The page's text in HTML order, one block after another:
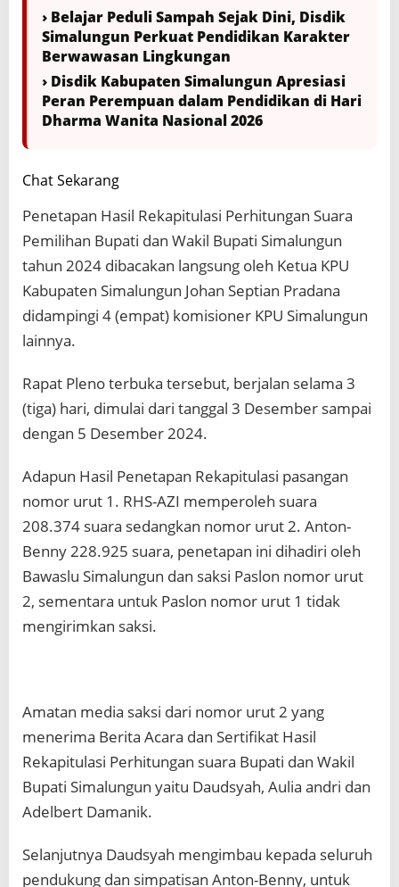
› Belajar Peduli Sampah Sejak Dini, Disdik
Simalungun Perkuat Pendidikan Karakter
Berwawasan Lingkungan
› Disdik Kabupaten Simalungun Apresiasi
Peran Perempuan dalam Pendidikan di Hari
Dharma Wanita Nasional 2026
Chat Sekarang
Penetapan Hasil Rekapitulasi Perhitungan Suara
Pemilihan Bupati dan Wakil Bupati Simalungun
tahun 2024 dibacakan langsung oleh Ketua KPU
Kabupaten Simalungun Johan Septian Pradana
didampingi 4 (empat) komisioner KPU Simalungun
lainnya.
Rapat Pleno terbuka tersebut, berjalan selama 3
(tiga) hari, dimulai dari tanggal 3 Desember sampai
dengan 5 Desember 2024.
Adapun Hasil Penetapan Rekapitulasi pasangan
nomor urut 1. RHS-AZI memperoleh suara
208.374 suara sedangkan nomor urut 2. Anton-
Benny 228.925 suara, penetapan ini dihadiri oleh
Bawaslu Simalungun dan saksi Paslon nomor urut
2, sementara untuk Paslon nomor urut 1 tidak
mengirimkan saksi.
Amatan media saksi dari nomor urut 2 yang
menerima Berita Acara dan Sertifikat Hasil
Rekapitulasi Perhitungan suara Bupati dan Wakil
Bupati Simalungun yaitu Daudsyah, Aulia andri dan
Adelbert Damanik.
Selanjutnya Daudsyah mengimbau kepada seluruh
pendukung dan simpatisan Anton-Benny, untuk